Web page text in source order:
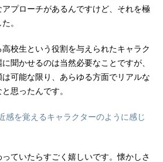
プローチがあるんですけど、それを極
。
校生という役割を与えられたキャラク
聞かせるのは当然必要なことですが、
可能な限り、あらゆる方面でリアルな
思ったんです。
感を覚えるキャラクターのように感じ
ていたらすごく嬉しいです。懐かしさ